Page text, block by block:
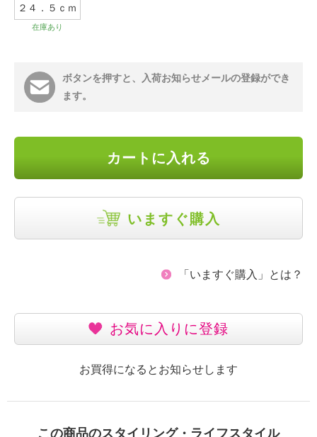
２４．５ｃｍ
在庫あり
ボタンを押すと、入荷お知らせメールの登録ができ
ます。
カートに入れる
いますぐ購入
「いますぐ購入」とは？
お気に入りに登録
お買得になるとお知らせします
この商品のスタイリング・ライフスタイル